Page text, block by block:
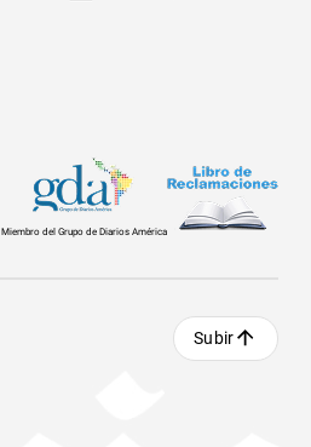
Miembro del Grupo de Diarios América
Subir